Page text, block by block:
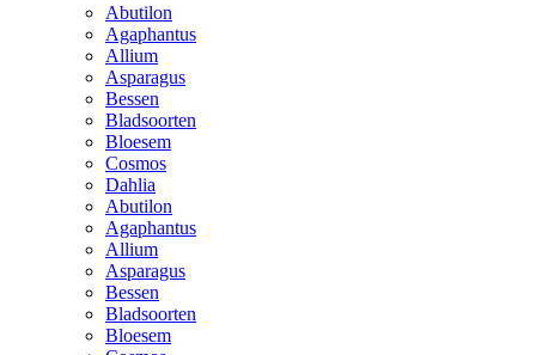
Abutilon
Agaphantus
Allium
Asparagus
Bessen
Bladsoorten
Bloesem
Cosmos
Dahlia
Abutilon
Agaphantus
Allium
Asparagus
Bessen
Bladsoorten
Bloesem